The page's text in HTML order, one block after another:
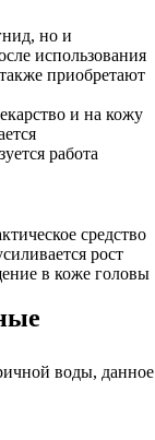
но и
использования
приобретают
и на кожу
работа
средство
рост
в коже головы
воды, данное